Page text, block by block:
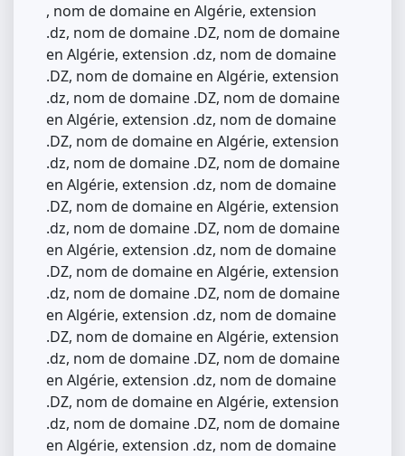
, nom de domaine en Algérie, extension
.dz, nom de domaine .DZ, nom de domaine
en Algérie, extension .dz, nom de domaine
.DZ, nom de domaine en Algérie, extension
.dz, nom de domaine .DZ, nom de domaine
en Algérie, extension .dz, nom de domaine
.DZ, nom de domaine en Algérie, extension
.dz, nom de domaine .DZ, nom de domaine
en Algérie, extension .dz, nom de domaine
.DZ, nom de domaine en Algérie, extension
.dz, nom de domaine .DZ, nom de domaine
en Algérie, extension .dz, nom de domaine
.DZ, nom de domaine en Algérie, extension
.dz, nom de domaine .DZ, nom de domaine
en Algérie, extension .dz, nom de domaine
.DZ, nom de domaine en Algérie, extension
.dz, nom de domaine .DZ, nom de domaine
en Algérie, extension .dz, nom de domaine
.DZ, nom de domaine en Algérie, extension
.dz, nom de domaine .DZ, nom de domaine
en Algérie, extension .dz, nom de domaine